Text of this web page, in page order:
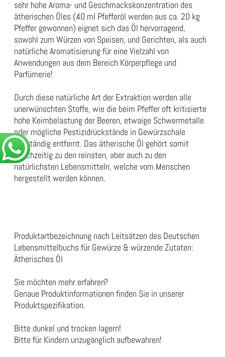
sehr hohe Aroma- und Geschmackskonzentration des
ätherischen Öles (40 ml Pfefferöl werden aus ca. 20 kg
Pfeffer gewonnen) eignet sich das Öl hervorragend,
sowohl zum Würzen von Speisen, und Gerichten, als auch
natürliche Aromatisierung für eine Vielzahl von
Anwendungen aus dem Bereich Körperpflege und
Parfümerie!
Durch diese natürliche Art der Extraktion werden alle
unerwünschten Stoffe, wie die beim Pfeffer oft kritisierte
hohe Keimbelastung der Beeren, etwaige Schwermetalle
oder mögliche Pestizidrückstände in Gewürzschale
vollständig entfernt. Das ätherische Öl gehört somit
gleichzeitig zu den reinsten, aber auch zu den
natürlichsten Lebensmitteln, welche vom Menschen
hergestellt werden können.
Produktartbezeichnung nach Leitsätzen des Deutschen
Lebensmittelbuchs für Gewürze & würzende Zutaten:
Ätherisches Öl
Sie möchten mehr erfahren?
Genaue Produktinformationen finden Sie in unserer
Produktspezifikation.
Bitte dunkel und trocken lagern!
Bitte für Kindern unzugänglich aufbewahren!